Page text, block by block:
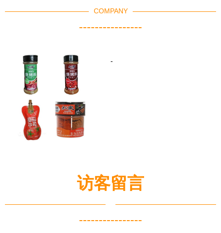
COMPANY
----------------
-
访客留言
----------------